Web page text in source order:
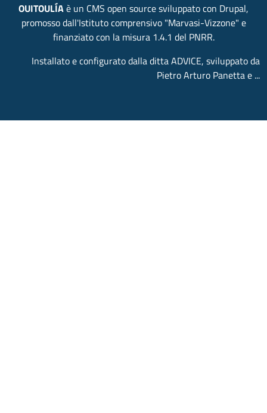
OUITOULÍAè un CMS open source sviluppato con Drupal,
promosso dall'Istituto comprensivo "Marvasi-Vizzone" e
finanziato con la misura 1.4.1 del PNRR.
Installato e configurato dalla ditta ADVICE, sviluppato da
Pietro Arturo Panetta e ...